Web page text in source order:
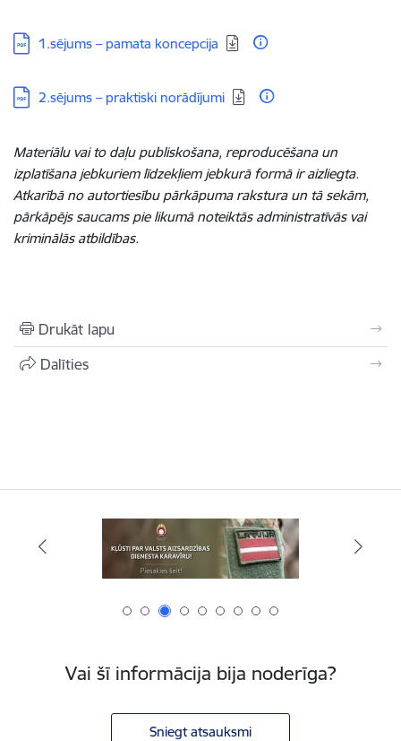
Lejupielādēt:
1.sējums – pamata koncepcija
Lejupielādēt:
2.sējums – praktiski norādījumi
Materiālu vai to daļu publiskošana, reproducēšana un
izplatīšana jebkuriem līdzekļiem jebkurā formā ir aizliegta.
Atkarībā no autortiesību pārkāpuma rakstura un tā sekām,
pārkāpējs saucams pie likumā noteiktās administratīvās vai
kriminālās atbildības.
Drukāt lapu
Dalīties
Vai šī informācija bija noderīga?
Sniegt atsauksmi